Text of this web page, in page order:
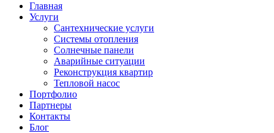
Главная
Услуги
Сантехнические услуги
Системы отопления
Солнечные панели
Аварийные ситуации
Реконструкция квартир
Тепловой насос
Портфолио
Партнеры
Контакты
Блог